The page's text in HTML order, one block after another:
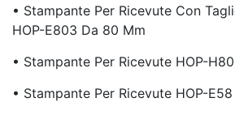
• Stampante Per Ricevute Con
HOP-E803 Da 80 Mm
• Stampante Per Ricevute HOP-
• Stampante Per Ricevute HOP-